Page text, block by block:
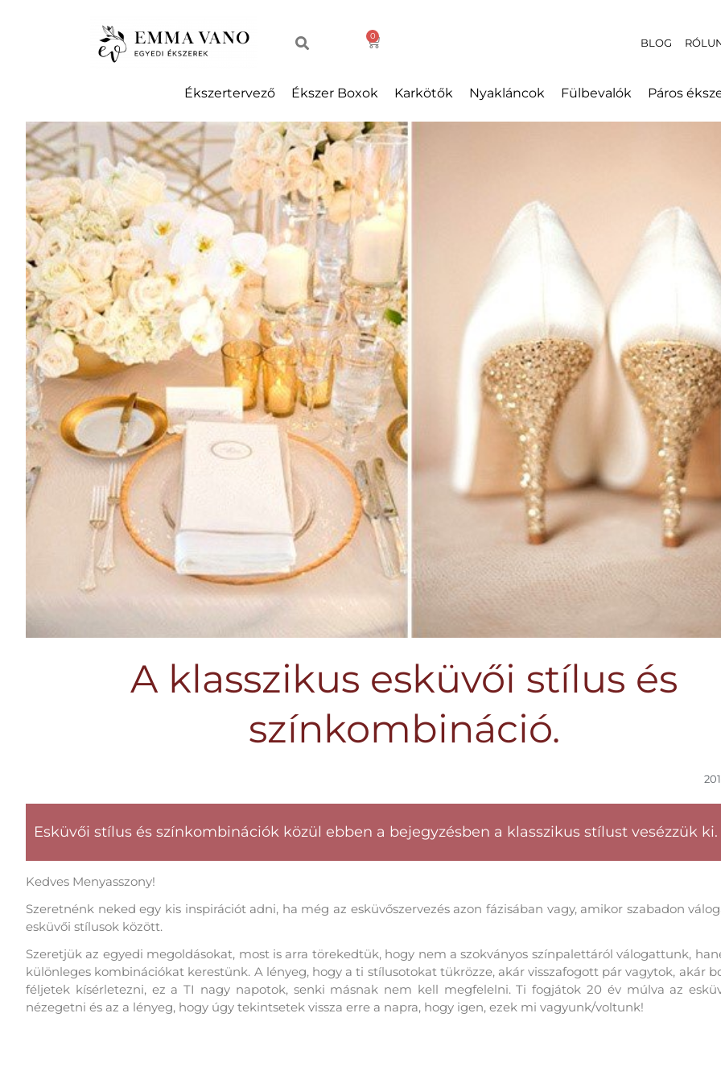
BLOG
Ékszertervező Ékszer Boxok Karkötők Nyakláncok Fülbevalók Páros
A klasszikus esküvői stílus és
színkombináció.
Esküvői stílus és színkombinációk közül ebben a bejegyzésben a klasszikus stílust vesézzük ki.
Kedves Menyasszony!
Szeretnénk neked egy kis inspirációt adni, ha még az esküvőszervezés azon fázisában vagy, amikor szabadon
esküvői stílusok között.
Szeretjük az egyedi megoldásokat, most is arra törekedtük, hogy nem a szokványos színpalettáról válogattunk,
különleges kombinációkat kerestünk. A lényeg, hogy a ti stílusotokat tükrözze, akár visszafogott pár vagytok, akár
féljetek kísérletezni, ez a TI nagy napotok, senki másnak nem kell megfelelni. Ti fogjátok 20 év múlva az
nézegetni és az a lényeg, hogy úgy tekintsetek vissza erre a napra, hogy igen, ezek mi vagyunk/voltunk!